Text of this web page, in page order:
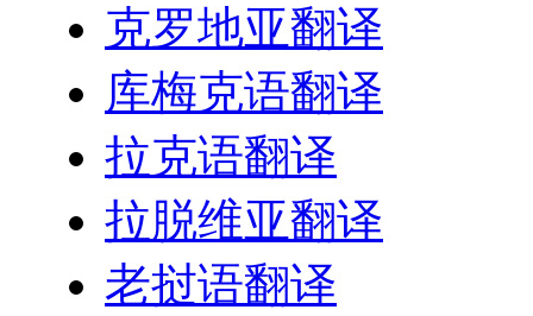
克罗地亚翻译
库梅克语翻译
拉克语翻译
拉脱维亚翻译
老挝语翻译